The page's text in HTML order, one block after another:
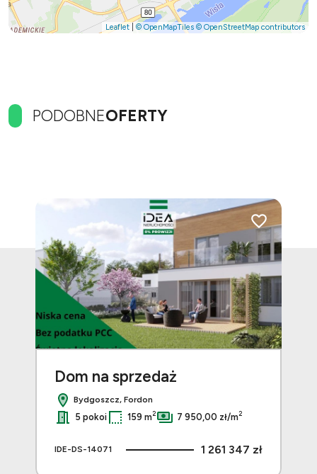
Leaflet © OpenMapTiles © OpenStreetMap contributors
PODOBNEOFERTY
Dodaj do ulubionych Dodaj do
Dom na sprzedaż
Bydgoszcz, Fordon
5 pokoi 159 m2 7 950,00 zł/m2
IDE-DS-14071 1 261 347 zł